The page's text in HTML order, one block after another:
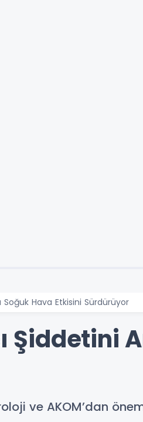
Soğuk Hava Etkisini Sürdürüyor
Şiddetini
ve AKOM’dan